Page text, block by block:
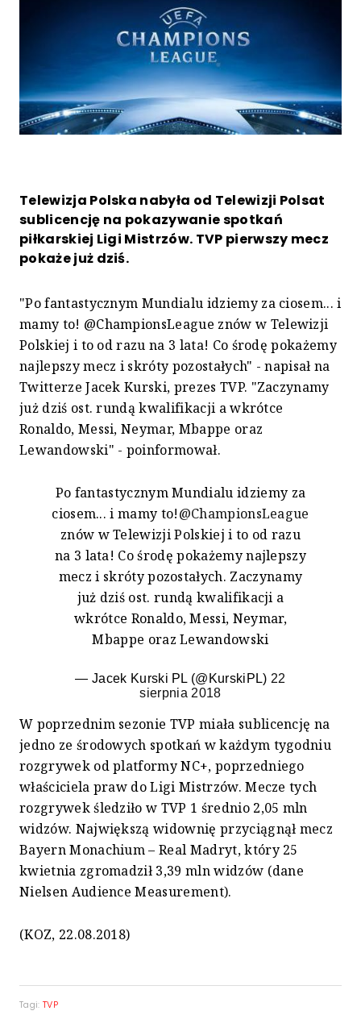
Telewizja Polska nabyła od Telewizji Polsat
sublicencję na pokazywanie spotkań
piłkarskiej Ligi Mistrzów. TVP pierwszy mecz
pokaże już dziś.
"Po fantastycznym Mundialu idziemy za ciosem... i
mamy to! @ChampionsLeague znów w Telewizji
Polskiej i to od razu na 3 lata! Co środę pokażemy
najlepszy mecz i skróty pozostałych" - napisał na
Twitterze Jacek Kurski, prezes TVP. "Zaczynamy
już dziś ost. rundą kwalifikacji a wkrótce
Ronaldo, Messi, Neymar, Mbappe oraz
Lewandowski" - poinformował.
Po fantastycznym Mundialu idziemy za
ciosem... i mamy to!@ChampionsLeague
znów w Telewizji Polskiej i to od razu
na 3 lata! Co środę pokażemy najlepszy
mecz i skróty pozostałych. Zaczynamy
już dziś ost. rundą kwalifikacji a
wkrótce Ronaldo, Messi, Neymar,
Mbappe oraz Lewandowski
— Jacek Kurski PL (@KurskiPL) 22
sierpnia 2018
W poprzednim sezonie TVP miała sublicencję na
jedno ze środowych spotkań w każdym tygodniu
rozgrywek od platformy NC+, poprzedniego
właściciela praw do Ligi Mistrzów. Mecze tych
rozgrywek śledziło w TVP 1 średnio 2,05 mln
widzów. Największą widownię przyciągnął mecz
Bayern Monachium – Real Madryt, który 25
kwietnia zgromadził 3,39 mln widzów (dane
Nielsen Audience Measurement).
(KOZ, 22.08.2018)
Tagi: TVP